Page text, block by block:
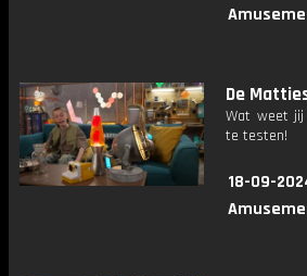
De
Wat weet
te testen!
18-09-